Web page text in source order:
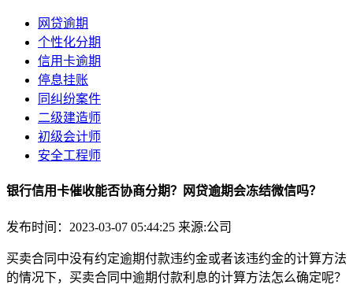
网贷逾期
个性化分期
信用卡逾期
停息挂账
同纠纷案件
二级建造师
初级会计师
安全工程师
银行信用卡催收能否协商分期？网贷逾期会冻结微信吗？
发布时间：2023-03-07 05:44:25 来源:公司
买卖合同中没有约定逾期付款违约金或者该违约金的计算方法
的情况下，买卖合同中逾期付款利息的计算方法怎么确定呢？